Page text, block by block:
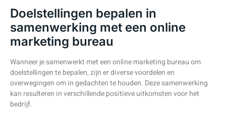
Doelstellingen bepalen in
samenwerking met een online
marketing bureau
Wanneer je samenwerkt met een online marketing bureau om
doelstellingen te bepalen, zijn er diverse voordelen en
overwegingen om in gedachten te houden. Deze samenwerking
kan resulteren in verschillende positieve uitkomsten voor het
bedrijf.